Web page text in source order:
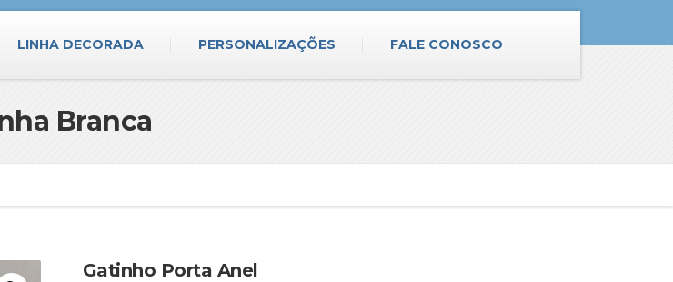
LINHA DECORADA PERSONALIZAÇÕES FALE CONOSCO
Branca
Gatinho Porta Anel